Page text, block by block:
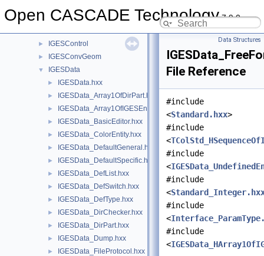
Open CASCADE Technology7.9.0
IGESBasic
► IGESControl
► IGESConvGeom
▼ IGESData
► IGESData.hxx
► IGESData_Array1OfDirPart.hxx
► IGESData_Array1OfIGESEntity.hxx
► IGESData_BasicEditor.hxx
► IGESData_ColorEntity.hxx
► IGESData_DefaultGeneral.hxx
► IGESData_DefaultSpecific.hxx
► IGESData_DefList.hxx
► IGESData_DefSwitch.hxx
► IGESData_DefType.hxx
► IGESData_DirChecker.hxx
► IGESData_DirPart.hxx
► IGESData_Dump.hxx
► IGESData_FileProtocol.hxx
Data Structures
File Reference
#include
<Standard.hxx>
#include
<
#include
<
#include
<
#include
<
#include
<